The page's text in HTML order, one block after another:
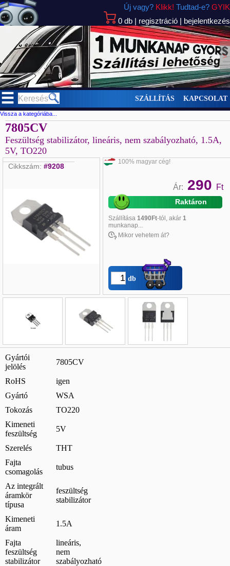
0 db | regisztráció | bejelentkezés
Új vagy? Klikk! Tudtad-e? GYIK
>
SZÁLLÍTÁS KAPCSOLAT
Vissza a kategóriába...
7805CV
Feszültség stabilizátor, lineáris, nem szabályozható, 1.5A,
5V, TO220
Cikkszám: #9208
100% magyar cég!
Ár: 290 Ft
Raktáron
Szállítása1490Ft-tól, akár1
munkanap...
Mikor vehetem át?
db
E-mail
Telefon
Gyártói
jelölés
7805CV
RoHS
igen
Gyártó
WSA
Tokozás
TO220
Kimeneti
feszültség
5V
Szerelés
THT
Fajta
csomagolás
tubus
Az integrált
áramkör
típusa
feszültség
stabilizátor
Kimeneti
áram
1.5A
Fajta
feszültség
stabilizátor
lineáris,
nem
szabályozható